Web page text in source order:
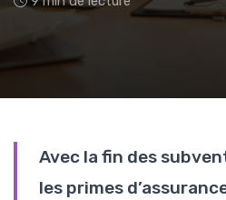
Avec la fin des
les primes